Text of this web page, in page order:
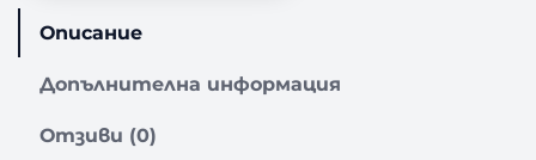
Описание
Допълнителна информация
Отзиви (0)